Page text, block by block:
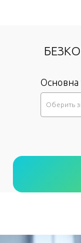
Основна
Оберить
Як до